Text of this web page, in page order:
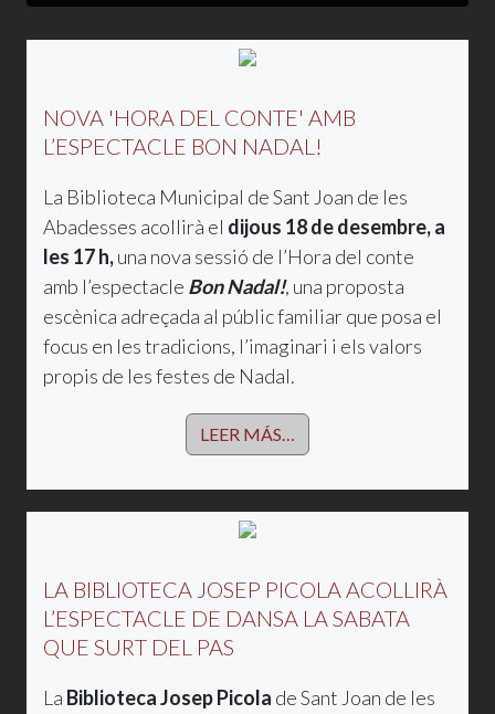
NOVA 'HORA DEL CONTE' AMB
L’ESPECTACLE BON NADAL!
La Biblioteca Municipal de Sant Joan de les
Abadesses acollirà el dijous 18 de desembre, a
les 17 h,una nova sessió de l’Hora del conte
amb l’espectacle Bon Nadal!, una proposta
escènica adreçada al públic familiar que posa el
focus en les tradicions, l’imaginari i els valors
propis de les festes de Nadal.
LEER MÁS…
LA BIBLIOTECA JOSEP PICOLA ACOLLIRÀ
L’ESPECTACLE DE DANSA LA SABATA
QUE SURT DEL PAS
La Biblioteca Josep Picola de Sant Joan de les